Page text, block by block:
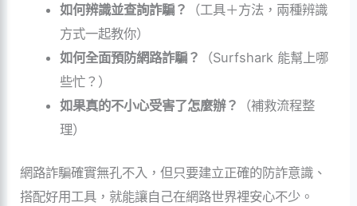
如何辨識並查詢詐騙？
（工具＋方法，兩種辨識
方式一起教你）
如何全面預防網路詐騙？
（Surfshark 能幫上哪
些忙？）
如果真的不小心受害了怎麼辦？
（補救流程整
理）
網路詐騙確實無孔不入，但只要建立正確的防詐意識、
搭配好用工具，就能讓自己在網路世界裡安心不少。